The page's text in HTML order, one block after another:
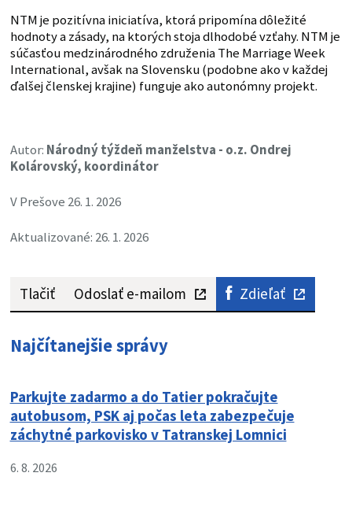
NTM je pozitívna iniciatíva, ktorá pripomína dôležité
hodnoty a zásady, na ktorých stoja dlhodobé vzťahy. NTM je
súčasťou medzinárodného združenia The Marriage Week
International, avšak na Slovensku (podobne ako v každej
ďalšej členskej krajine) funguje ako autonómny projekt.
Autor: Národný týždeň manželstva - o.z. Ondrej
Kolárovský, koordinátor
V Prešove 26. 1. 2026
Aktualizované: 26. 1. 2026
Tlačiť Odoslať e-mailom Zdieľať
Najčítanejšie správy
Parkujte zadarmo a do Tatier pokračujte
autobusom, PSK aj počas leta zabezpečuje
záchytné parkovisko v Tatranskej Lomnici
6. 8. 2026